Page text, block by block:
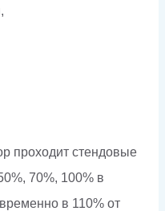
проходит стендовые
70%, 100% в
в 110% от